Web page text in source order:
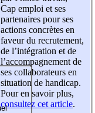
Cap emploi et ses
partenaires pour ses
actions concrètes en
faveur du recrutement,
de l’intégration et de
l’accompagnement de
ses collaborateurs en
situation de handicap.
Pour en savoir plus,
consultez cet article.